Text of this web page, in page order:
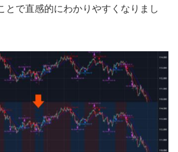
とで直感的にわかりやすくなりまし